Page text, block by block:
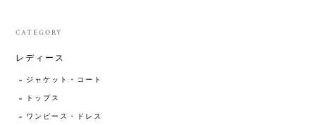
CATEGORY
レディース
ジャケット・コート
トップス
ワンピース・ドレス